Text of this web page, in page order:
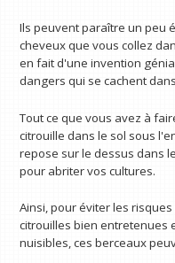
Ils peuvent paraître un peu
cheveux que vous collez
en fait d'une invention
dangers qui se cachent
Tout ce que vous avez à
citrouille dans le sol sous
repose sur le dessus dans
pour abriter vos cultures.
Ainsi, pour éviter les
citrouilles bien entretenues
nuisibles, ces berceaux